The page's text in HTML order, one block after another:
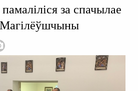
за спачылае
Магілёўшчыны